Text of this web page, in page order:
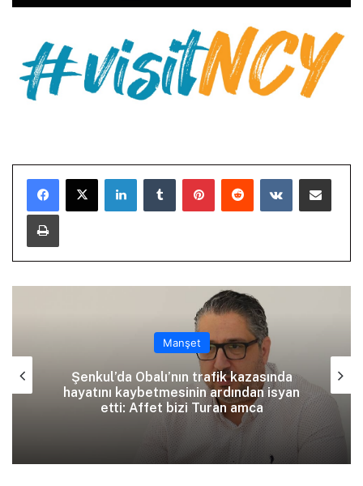
LinkedInTumblr PinterestReddit VKontakteE-Posta ile paylaş
Yazdır
Manşet
Şenkul’da Obalı’nın trafik kazasında
hayatını kaybetmesinin ardından isyan
etti: Affet bizi Turan amca